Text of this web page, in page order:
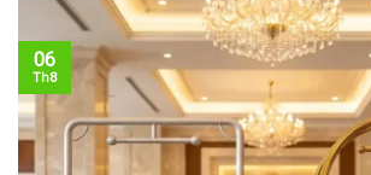
06
Th8